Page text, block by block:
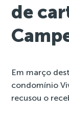
de
Em março
condomínio
recusou o